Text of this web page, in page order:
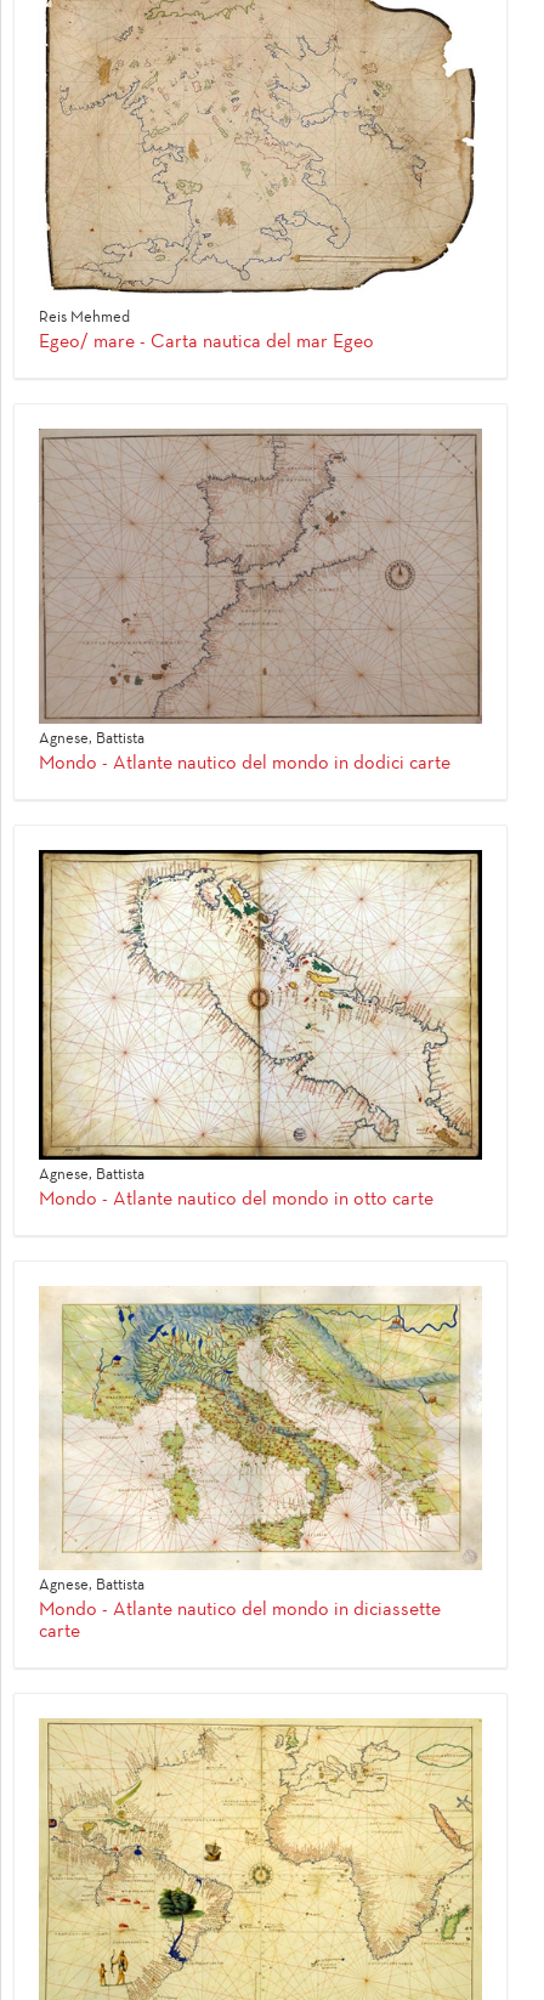
Reis Mehmed
Egeo/ mare - Carta nautica del mar Egeo
Agnese, Battista
Mondo - Atlante nautico del mondo in dodici carte
Agnese, Battista
Mondo - Atlante nautico del mondo in otto carte
Agnese, Battista
Mondo - Atlante nautico del mondo in diciassette
carte